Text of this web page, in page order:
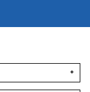
+